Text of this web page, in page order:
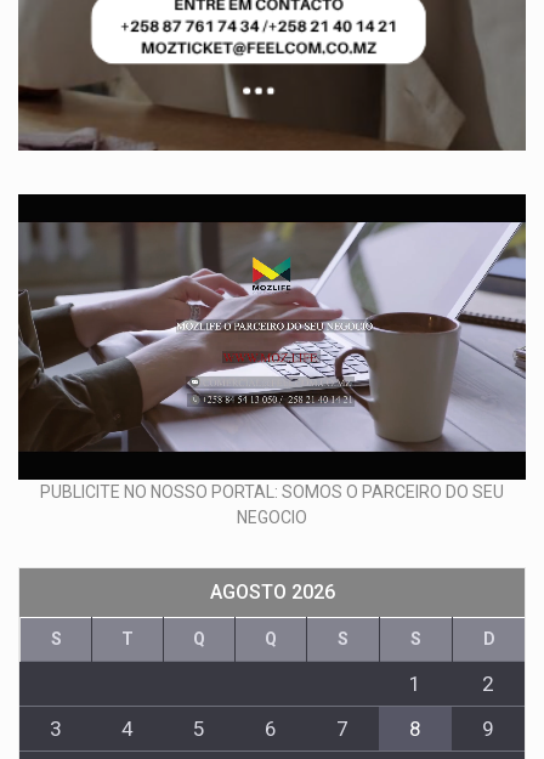
PUBLICITE NO NOSSO PORTAL: SOMOS O PARCEIRO DO SEU
NEGOCIO
AGOSTO 2026
S T Q Q S S D
1
2
3
4 5 6 7 8
9